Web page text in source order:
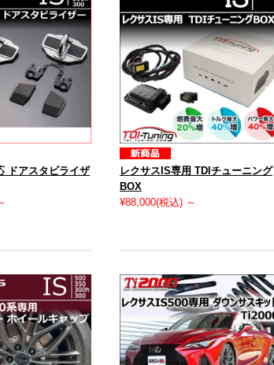
ドアスタビライザ
レクサスIS専用 TDIチューニング
BOX
¥88,000(税込) ～